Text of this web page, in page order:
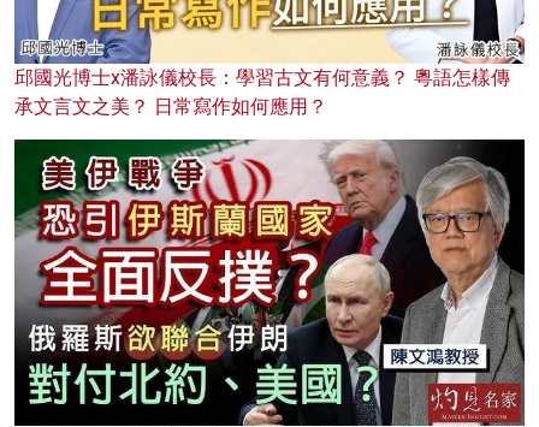
邱國光博士x潘詠儀校長：學習古文有何意義？ 粵語怎樣傳
承文言文之美？ 日常寫作如何應用？